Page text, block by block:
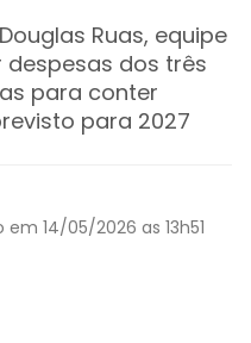
Ruas, equipe
dos três
para conter
para 2027
em 14/05/2026 as 13h51